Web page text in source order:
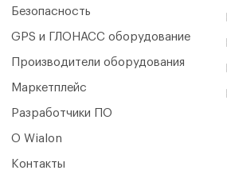
Безопасность
GPS и ГЛОНАСС оборудование
Производители оборудования
Маркетплейс
Разработчики ПО
О Wialon
Контакты